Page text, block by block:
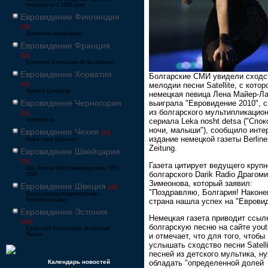
починаючи з 1956 року
Евровидение Финляндия
[33]
Eurovision laulukilpailu
Евровидение Франция
[49]
Concours Eurovision de la chanson
Евровидение Хорватия
[22]
Pjesma Eurovizije
Евровидение Черногория
[21]
Montevizija
Евровидение Чехия [26]
Velká cena Eurovize
Евровидение Швейцария
[35]
Die Grosse Entscheidungsshow SRG
SSR
Евровидение Швеция [48]
Eurovisionsschlagerfestivalen
Melodifestivalen
Евровидение Эстония
[226]
Eesti Laul Eurovisioon Эстонская
Песня
Календарь новостей
Болгарские СМИ увидели
мелодии песни Satellite, с
немецкая певица Лена Майер-
выиграла "Евровидение 2010",
из болгарского
сериала Leka nosht detsa
ночи, малыши"), сообщило
издание немецкой газеты
Zeitung.
Газета цитирует ведущего
болгарского Darik Radio
Зимеонова, который заявил:
"Поздравляю, Болгария!
страна нашла успех на
Немецкая газета приводит
болгарскую песню на сайте
и отмечает, что для того, чтобы
услышать сходство песни
песней из детского мультика,
обладать "определенной долей